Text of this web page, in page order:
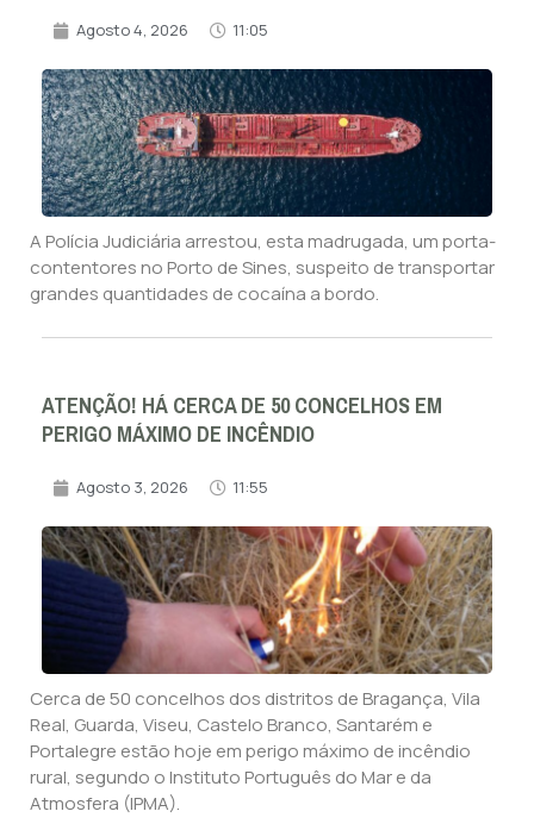
Agosto 4, 2026 11:05
A Polícia Judiciária arrestou, esta madrugada, um porta-
contentores no Porto de Sines, suspeito de transportar
grandes quantidades de cocaína a bordo.
ATENÇÃO! HÁ CERCA DE 50 CONCELHOS EM
PERIGO MÁXIMO DE INCÊNDIO
Agosto 3, 2026 11:55
Cerca de 50 concelhos dos distritos de Bragança, Vila
Real, Guarda, Viseu, Castelo Branco, Santarém e
Portalegre estão hoje em perigo máximo de incêndio
rural, segundo o Instituto Português do Mar e da
Atmosfera (IPMA).